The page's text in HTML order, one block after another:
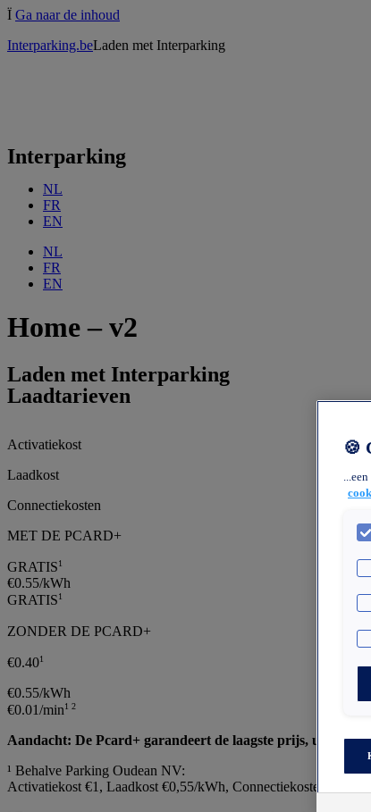
Ï Ga naar de inhoud
Interparking.beLaden met Interparking
Interparking
NL
FR
EN
NL
FR
EN
Home – v2
Laden met Interparking
Laadtarieven
Activatiekost
Laadkost
Connectiekosten
MET DE PCARD+
GRATIS1
€0.55/kWh
GRATIS1
ZONDER DE PCARD+
€0.401
€0.55/kWh
€0.01/min1 2
Aandacht: De Pcard+ garandeert de laagste prijs, uw
¹ Behalve Parking Oudean NV:
Activatiekost €1, Laadkost €0,55/kWh, Connectiekosten: €0,01/
🍪